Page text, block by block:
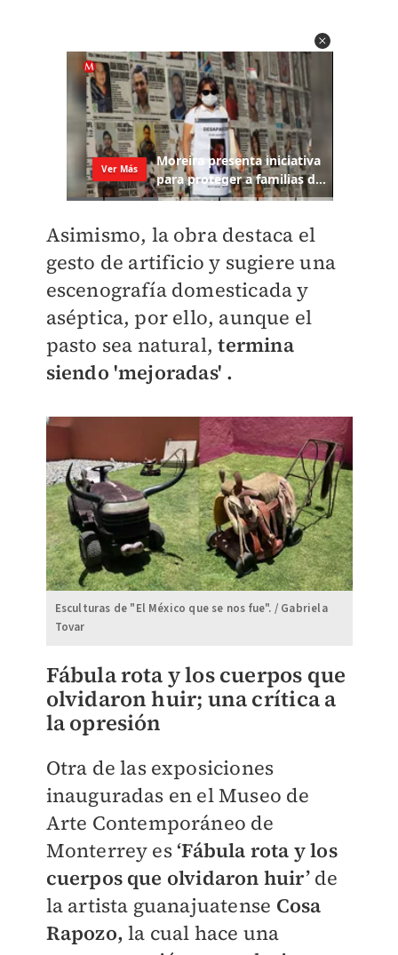
Asimismo, la obra destaca el
gesto de artificio y sugiere una
escenografía domesticada y
aséptica, por ello, aunque el
pasto sea natural, termina
siendo 'mejoradas' .
Esculturas de "El México que se nos fue". / Gabriela
Tovar
Fábula rota y los cuerpos que
olvidaron huir; una crítica a
la opresión
Otra de las exposiciones
inauguradas en el Museo de
Arte Contemporáneo de
Monterrey es‘Fábula rota y los
cuerpos que olvidaron huir’de
la artista guanajuatense Cosa
Rapozo, la cual hace una